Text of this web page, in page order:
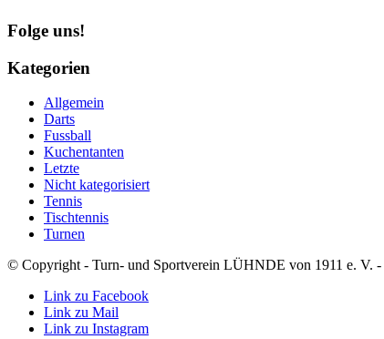
Folge uns!
Kategorien
Allgemein
Darts
Fussball
Kuchentanten
Letzte
Nicht kategorisiert
Tennis
Tischtennis
Turnen
© Copyright - Turn- und Sportverein LÜHNDE von 1911 e. V. -
Link zu Facebook
Link zu Mail
Link zu Instagram